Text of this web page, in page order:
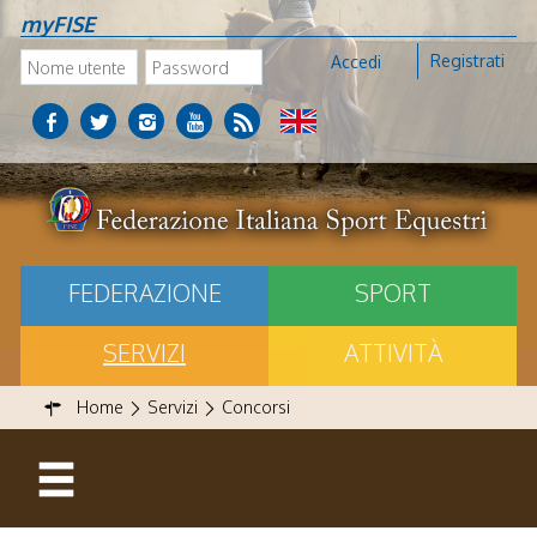
myFISE
Accedi Registrati
FEDERAZIONE
SPORT
SERVIZI
ATTIVITÀ
Home Servizi Concorsi